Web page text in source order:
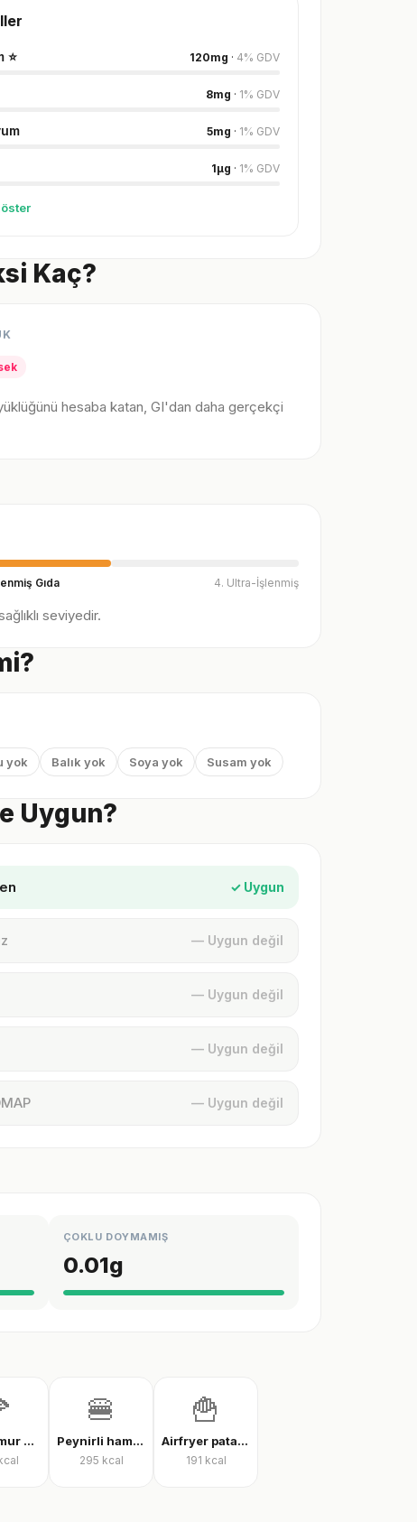
⭐ 120mg · 4% GDV
8mg · 1% GDV
5mg · 1% GDV
1µg · 1% GDV
Kaç?
hesaba katan, GI'dan daha gerçekçi
Gıda 4. Ultra-İşlenmiş
seviyedir.
yok Balık yok Soya yok Susam yok
Uygun?
✓ Uygun
— Uygun değil
— Uygun değil
— Uygun değil
— Uygun değil
ÇOKLU DOYMAMIŞ
0.01g
İnce hamur karışık pizza
🍔
Peynirli hamburger
295 kcal
🍟
Airfryer patates kızartması
191 kcal